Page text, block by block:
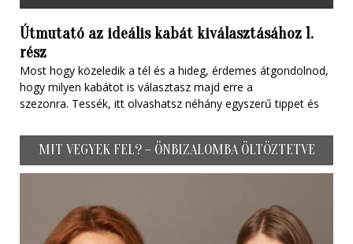
Útmutató az ideális kabát kiválasztásához 1.
rész
Most hogy közeledik a tél és a hideg, érdemes átgondolnod,
hogy milyen kabátot is választasz majd erre a
szezonra. Tessék, itt olvashatsz néhány egyszerű tippet és
MIT VEGYEK FEL? – ÖNBIZALOMBA ÖLTÖZTETVE